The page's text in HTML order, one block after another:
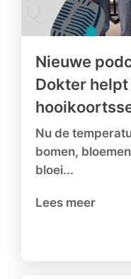
Nieuwe
Dokter
Nu de
bomen,
bloei...
Lees meer